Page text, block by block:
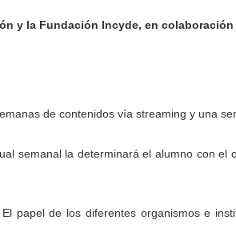
y la Fundación Incyde, en
de contenidos vía streaming y una
semanal la determinará el alumno con el
papel de los diferentes organismos e